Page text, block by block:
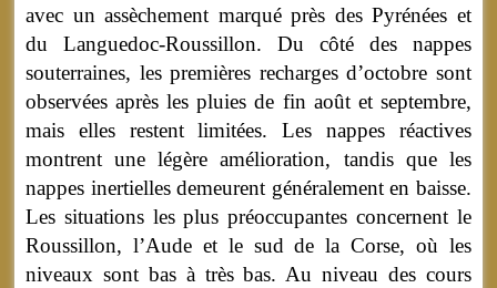
avec un assèchement marqué près des Pyrénées et
du Languedoc-Roussillon. Du côté des nappes
souterraines, les premières recharges d’octobre sont
observées après les pluies de fin août et septembre,
mais elles restent limitées. Les nappes réactives
montrent une légère amélioration, tandis que les
nappes inertielles demeurent généralement en baisse.
Les situations les plus préoccupantes concernent le
Roussillon, l’Aude et le sud de la Corse, où les
niveaux sont bas à très bas. Au niveau des cours